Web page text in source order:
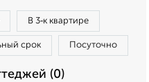
В 3‑к квартире
срок Посуточно
(0)